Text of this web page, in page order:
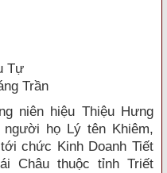
Tự
Trần
niên hiệu Thiệu Hưng
họ Lý tên Khiêm,
chức Kinh Doanh Tiết
Châu thuộc tỉnh Triết